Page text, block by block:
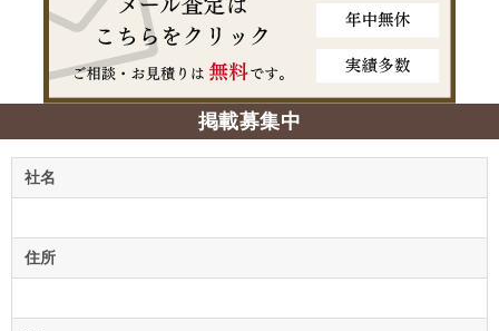
掲載募集中
社名
住所